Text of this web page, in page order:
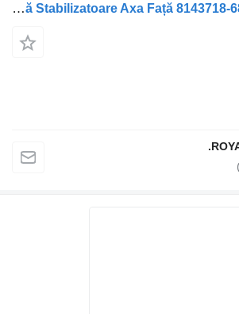
قضيب ارتكاسي Legătură Bară Stabilizatoare Axa Față 8143718-6822 لـ الشاحنات MAN 8143718 6822 / 81437186822 / 8143718 0061 / 81437180061 / 81437186825 / 8143718 6825